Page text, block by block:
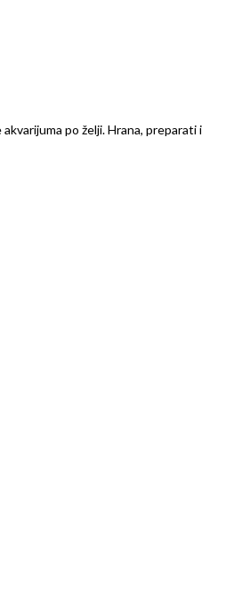
po želji. Hrana, preparati i